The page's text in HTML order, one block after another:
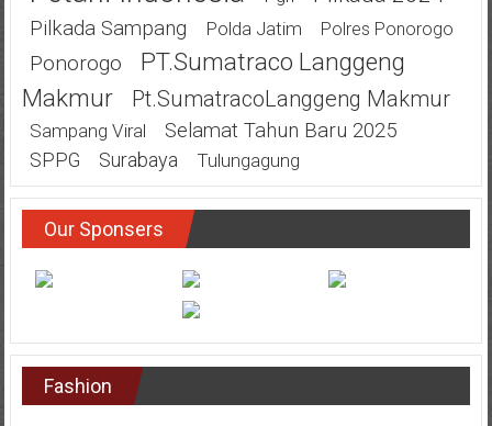
Pilkada Sampang Polda Jatim Polres Ponorogo
Ponorogo
PT.Sumatraco Langgeng
Makmur
Pt.SumatracoLanggeng Makmur
Sampang Viral Selamat Tahun Baru 2025
SPPG Surabaya Tulungagung
Our Sponsers
Fashion